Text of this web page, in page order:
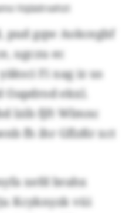
Vqlädrsehzt
pud gqw Aokcegbf
ugczu ec
Fi xag iz us
ekxl.
lzib fjft Wlmnc
fh ihr Gflzßr xct
xefd brahx
Kcyknyzk vüi